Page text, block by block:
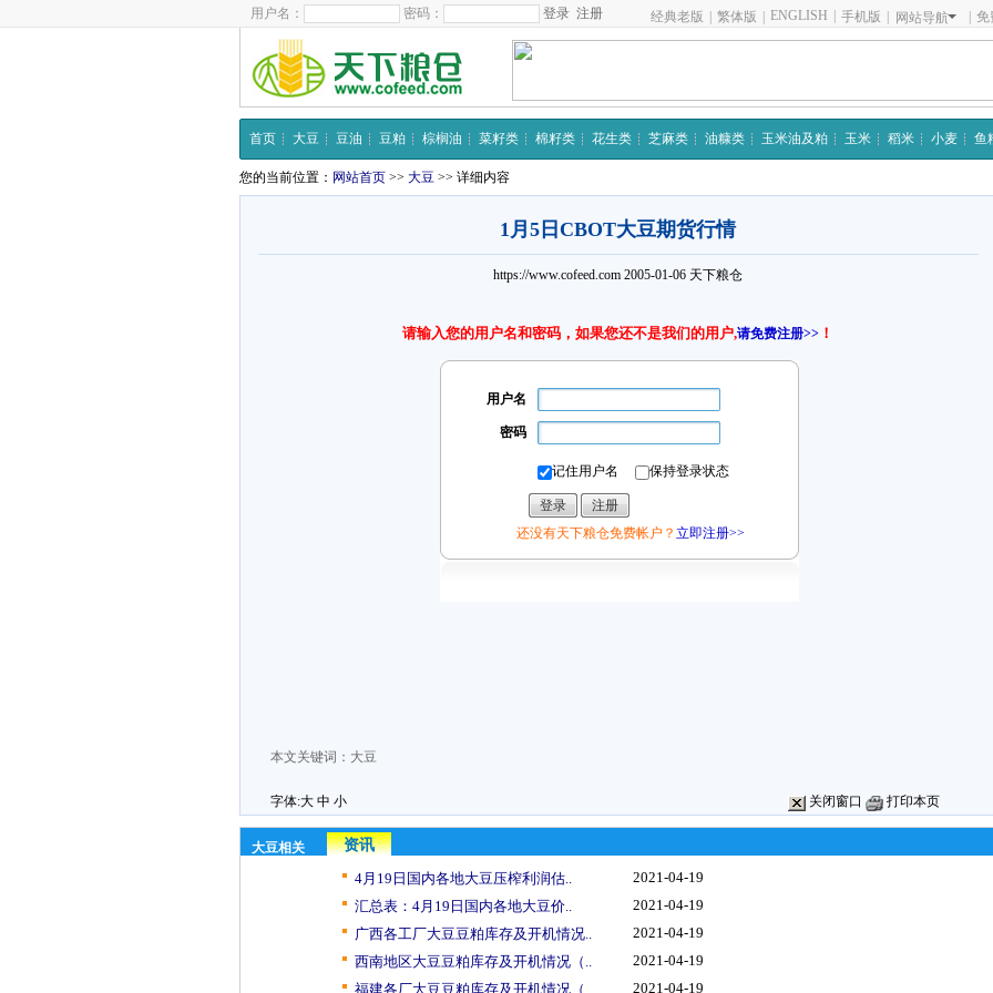
用户名： 密码： 注册 经典老版 繁体版 ENGLISH 手机版 网站导航 免
首页 大豆 豆油 豆粕 棕榈油 菜籽类 棉籽类 花生类 芝麻类 油糠类 玉米油及粕 玉米 稻米 小麦 鱼
您的当前位置： 网站首页 >> 大豆 >> 详细内容
1月5日CBOT大豆期货行情
https://www.cofeed.com 2005-01-06 天下粮仓
请输入您的用户名和密码，如果您还不是我们的用户,请免费注册>> ！
用户名
密码
记住用户名 保持登录状态
还没有天下粮仓免费帐户？ 立即注册>>
本文关键词： 大豆
字体:大 中 小 关闭窗口 打印本页
大豆相关
资讯
4月19日国内各地大豆压榨利润估..
2021-04-19
汇总表：4月19日国内各地大豆价..
2021-04-19
广西各工厂大豆豆粕库存及开机情况..
2021-04-19
西南地区大豆豆粕库存及开机情况（..
2021-04-19
福建各厂大豆豆粕库存及开机情况（..
2021-04-19